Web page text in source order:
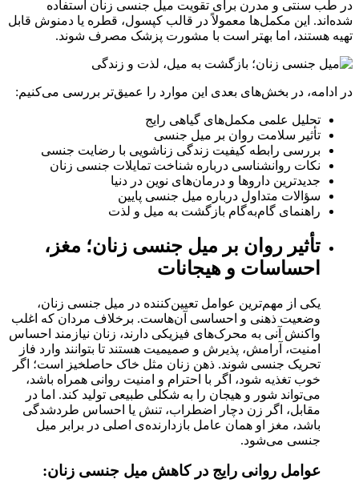
در طب سنتی و مدرن برای تقویت میل جنسی زنان استفاده
شده‌اند. این مکمل‌ها معمولاً در قالب کپسول، قطره یا دمنوش قابل
تهیه هستند، اما بهتر است با مشورت پزشک مصرف شوند.
در ادامه، در بخش‌های بعدی این موارد را عمیق‌تر بررسی می‌کنیم:
تحلیل علمی مکمل‌های گیاهی رایج
تأثیر سلامت روان بر میل جنسی
بررسی رابطه کیفیت زندگی زناشویی با رضایت جنسی
نکات روانشناسی درباره شناخت تمایلات جنسی زنان
جدیدترین داروها و درمان‌های نوین در دنیا
سؤالات متداول درباره میل جنسی پایین
راهنمای گام‌به‌گام بازگشت به میل و لذت
تأثیر روان بر میل جنسی زنان؛ مغز،
احساسات و هیجانات
یکی از مهم‌ترین عوامل تعیین‌کننده در میل جنسی زنان،
وضعیت ذهنی و احساسی آن‌هاست. برخلاف مردان که اغلب
واکنش آنی به محرک‌های فیزیکی دارند، زنان نیازمند احساس
امنیت، آرامش، پذیرش و صمیمیت هستند تا بتوانند وارد فاز
تحریک جنسی شوند. ذهن زنان مثل خاک حاصلخیز است؛ اگر
خوب تغذیه شود، اگر با احترام و امنیت روانی همراه باشد،
می‌تواند شور و هیجان را به شکلی طبیعی تولید کند. اما در
مقابل، اگر زن دچار اضطراب، تنش یا احساس طردشدگی
باشد، مغز او همان عامل بازدارنده‌ی اصلی در برابر میل
جنسی می‌شود.
عوامل روانی رایج در کاهش میل جنسی زنان: